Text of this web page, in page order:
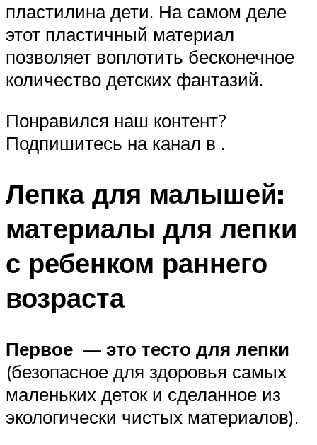
пластилина дети. На самом деле
этот пластичный материал
позволяет воплотить бесконечное
количество детских фантазий.
Понравился наш контент?
Подпишитесь на канал в .
Лепка для малышей:
материалы для лепки
с ребенком раннего
возраста
Первое — это тесто для лепки
(безопасное для здоровья самых
маленьких деток и сделанное из
экологически чистых материалов).